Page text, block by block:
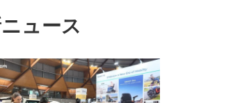
ュース